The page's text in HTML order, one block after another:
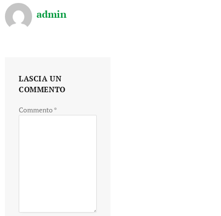
admin
LASCIA UN
COMMENTO
Commento *